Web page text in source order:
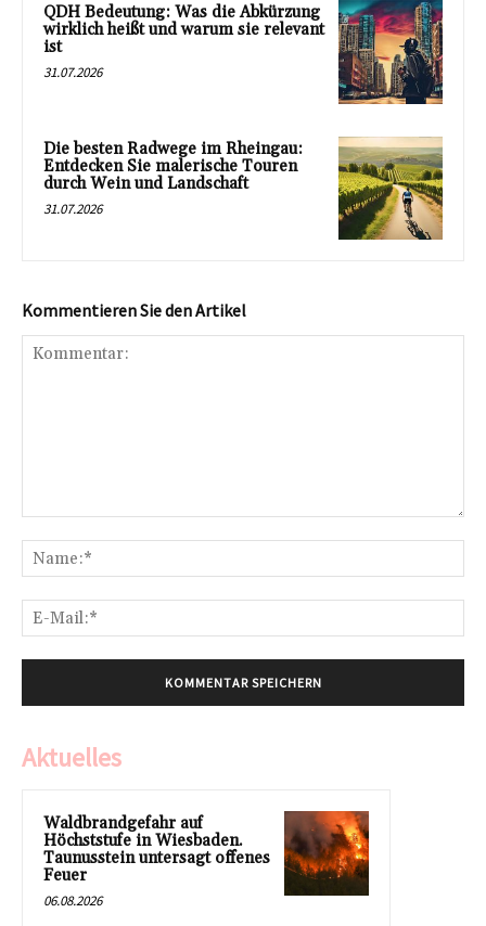
QDH Bedeutung: Was die Abkürzung
wirklich heißt und warum sie relevant
ist
31.07.2026
Die besten Radwege im Rheingau:
Entdecken Sie malerische Touren
durch Wein und Landschaft
31.07.2026
Kommentieren Sie den Artikel
Aktuelles
Waldbrandgefahr auf
Höchststufe in Wiesbaden.
Taunusstein untersagt offenes
Feuer
06.08.2026